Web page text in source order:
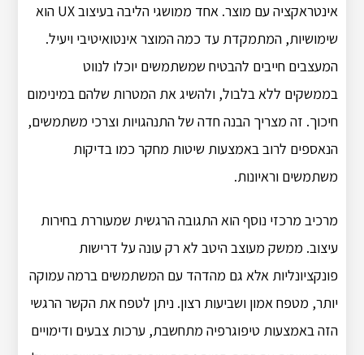
אינטראקציה עם מוצר. אחד ממושגי הליבה בעיצוב UX הוא
שימושיות, המתמקדת עד כמה המוצר אינטואיטיבי ויעיל.
המעצבים חייבים להבטיח שמשתמשים יוכלו לנווט
בממשקים ללא בלבול, ולהשיג את המטרות שלהם במינימום
חיכוך. זה מצריך הבנה חדה של התנהגויות וצרכי ​​משתמשים,
הנאספים לרוב באמצעות שיטות מחקר כמו בדיקות
משתמשים וראיונות.
מרכיב מרכזי נוסף הוא התגובה הרגשית שמעוררת בחירות
עיצוב. ממשק מעוצב היטב לא רק עונה על דרישות
פונקציונליות אלא גם מהדהד עם המשתמשים ברמה עמוקה
יותר, מטפח אמון ושביעות רצון. ניתן לטפח את הקשר הרגשי
הזה באמצעות טיפוגרפיה מתחשבת, ערכות צבעים ודימויים